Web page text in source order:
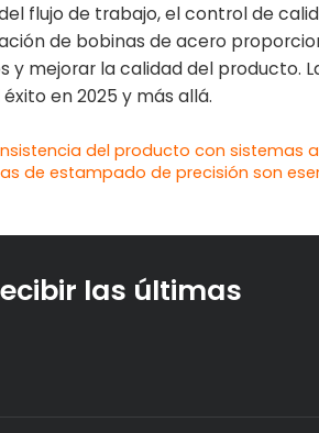
flujo de trabajo, el control de
de bobinas de acero
y mejorar la calidad del producto.
en 2025 y más allá.
del producto con
de estampado de precisión son
las últimas